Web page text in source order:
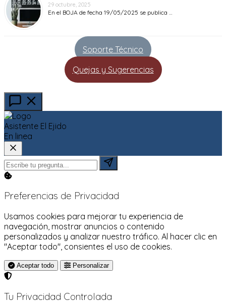
29 octubre, 2025
En el BOJA de fecha 19/05/2025 se publica …
Soporte Técnico
Quejas y Sugerencias
Asistente El Ejido
En linea
Preferencias de Privacidad
Usamos cookies para mejorar tu experiencia de
navegación, mostrar anuncios o contenido
personalizados y analizar nuestro tráfico. Al hacer clic en
"Aceptar todo", consientes el uso de cookies.
Aceptar todo Personalizar
Tu Privacidad Controlada